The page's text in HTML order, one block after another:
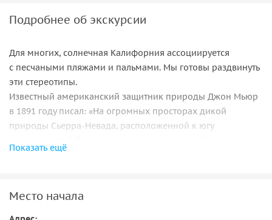
Подробнее об экскурсии
Для многих, солнечная Калифорния ассоциируется
с песчаными пляжами и пальмами. Мы готовы раздвинуть
эти стереотипы.
Известный американский защитник природы Джон Мьюр
в 1891 году писал: «На огромных просторах дикой
природы Сьерра-Невада, расположенной к югу
величественная долина такого же плана». Эта территория
Гигантская секвойя является одной из главных
достопримечательностей штата Калифорния. Ежегодно
Показать ещё
Место начала